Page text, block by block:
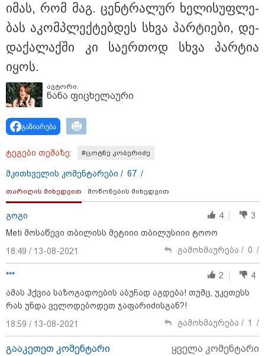
09:52 / 07-08-2026
"რაკეტები ჩვენც გვჭირდება" - დონალდ
რაკეტების გაგზავნაზე
13:24 / 07-08-2026
ევროპაში საწვავის ფასები
მკვეთრად შეიცვალა - რომელ
ქვეყნებშია ბენზინი ყველაზე
ძვირი და ყველაზე იაფი
09:05 / 07-08-2026
მკვლელობა პირდაპირ ეთერში:
დროს ესროლეს, ის ადგილზე
იმას, რომ მაგ. ცენ­ტრა­ლურ ხე­ლი­სუფ­ლე­
ბას აკომ­პლექ­ტებ­დეს სხვა პარ­ტი­ე­ბი, დე­
და­ქა­ლაქ­ში კი სა­ერ­თოდ სხვა პარ­ტია
იყოს.
ავტორი:
ნანა ფიცხელაური
გაზიარება
ტეგები თემაზე: #ცოტნე კობერიძე
მკითხველის კომენტარები / 67 /
თარიღის მიხედვით მოწონების მიხედვით
გოგი 4
3
Meti მოსაწევი თბილისს მეტიიი თბილუსიიი ტოოო
18:49 / 13-08-2021
გამოხმაურება / 0 /
*** 2
4
ამას ჰქვია საზოგადოების აბუჩად აგდება! თუმც, უკეთესს
რას უნდა ველოდებოდეთ ჯაფარიძისგან?!
18:59 / 13-08-2021
გამოხმაურება / 1 /
გააკეთეთ კომენტარი ყველა კომენტარი